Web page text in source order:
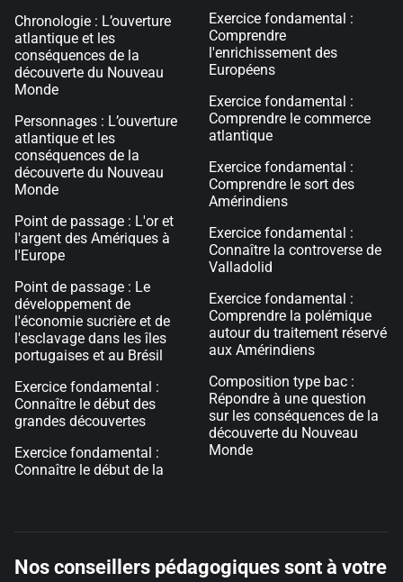
Chronologie : L’ouverture
atlantique et les
conséquences de la
découverte du Nouveau
Monde
Personnages : L’ouverture
atlantique et les
conséquences de la
découverte du Nouveau
Monde
Point de passage : L'or et
l'argent des Amériques à
l'Europe
Point de passage : Le
développement de
l'économie sucrière et de
l'esclavage dans les îles
portugaises et au Brésil
Exercice fondamental :
Connaître le début des
grandes découvertes
Exercice fondamental :
Connaître le début de la
Exercice fondamental :
Comprendre
l'enrichissement des
Européens
Exercice fondamental :
Comprendre le commerce
atlantique
Exercice fondamental :
Comprendre le sort des
Amérindiens
Exercice fondamental :
Connaître la controverse de
Valladolid
Exercice fondamental :
Comprendre la polémique
autour du traitement réservé
aux Amérindiens
Composition type bac :
Répondre à une question
sur les conséquences de la
découverte du Nouveau
Monde
Nos conseillers pédagogiques sont à votre